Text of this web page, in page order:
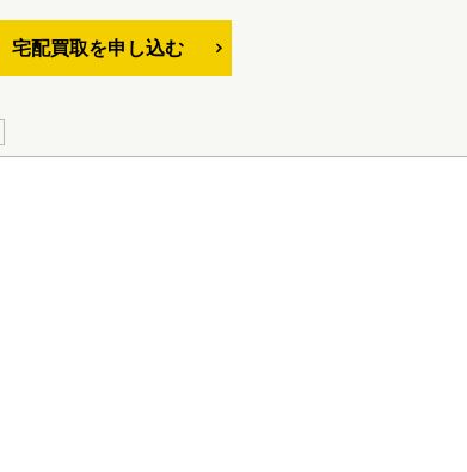
宅配買取を申し込む